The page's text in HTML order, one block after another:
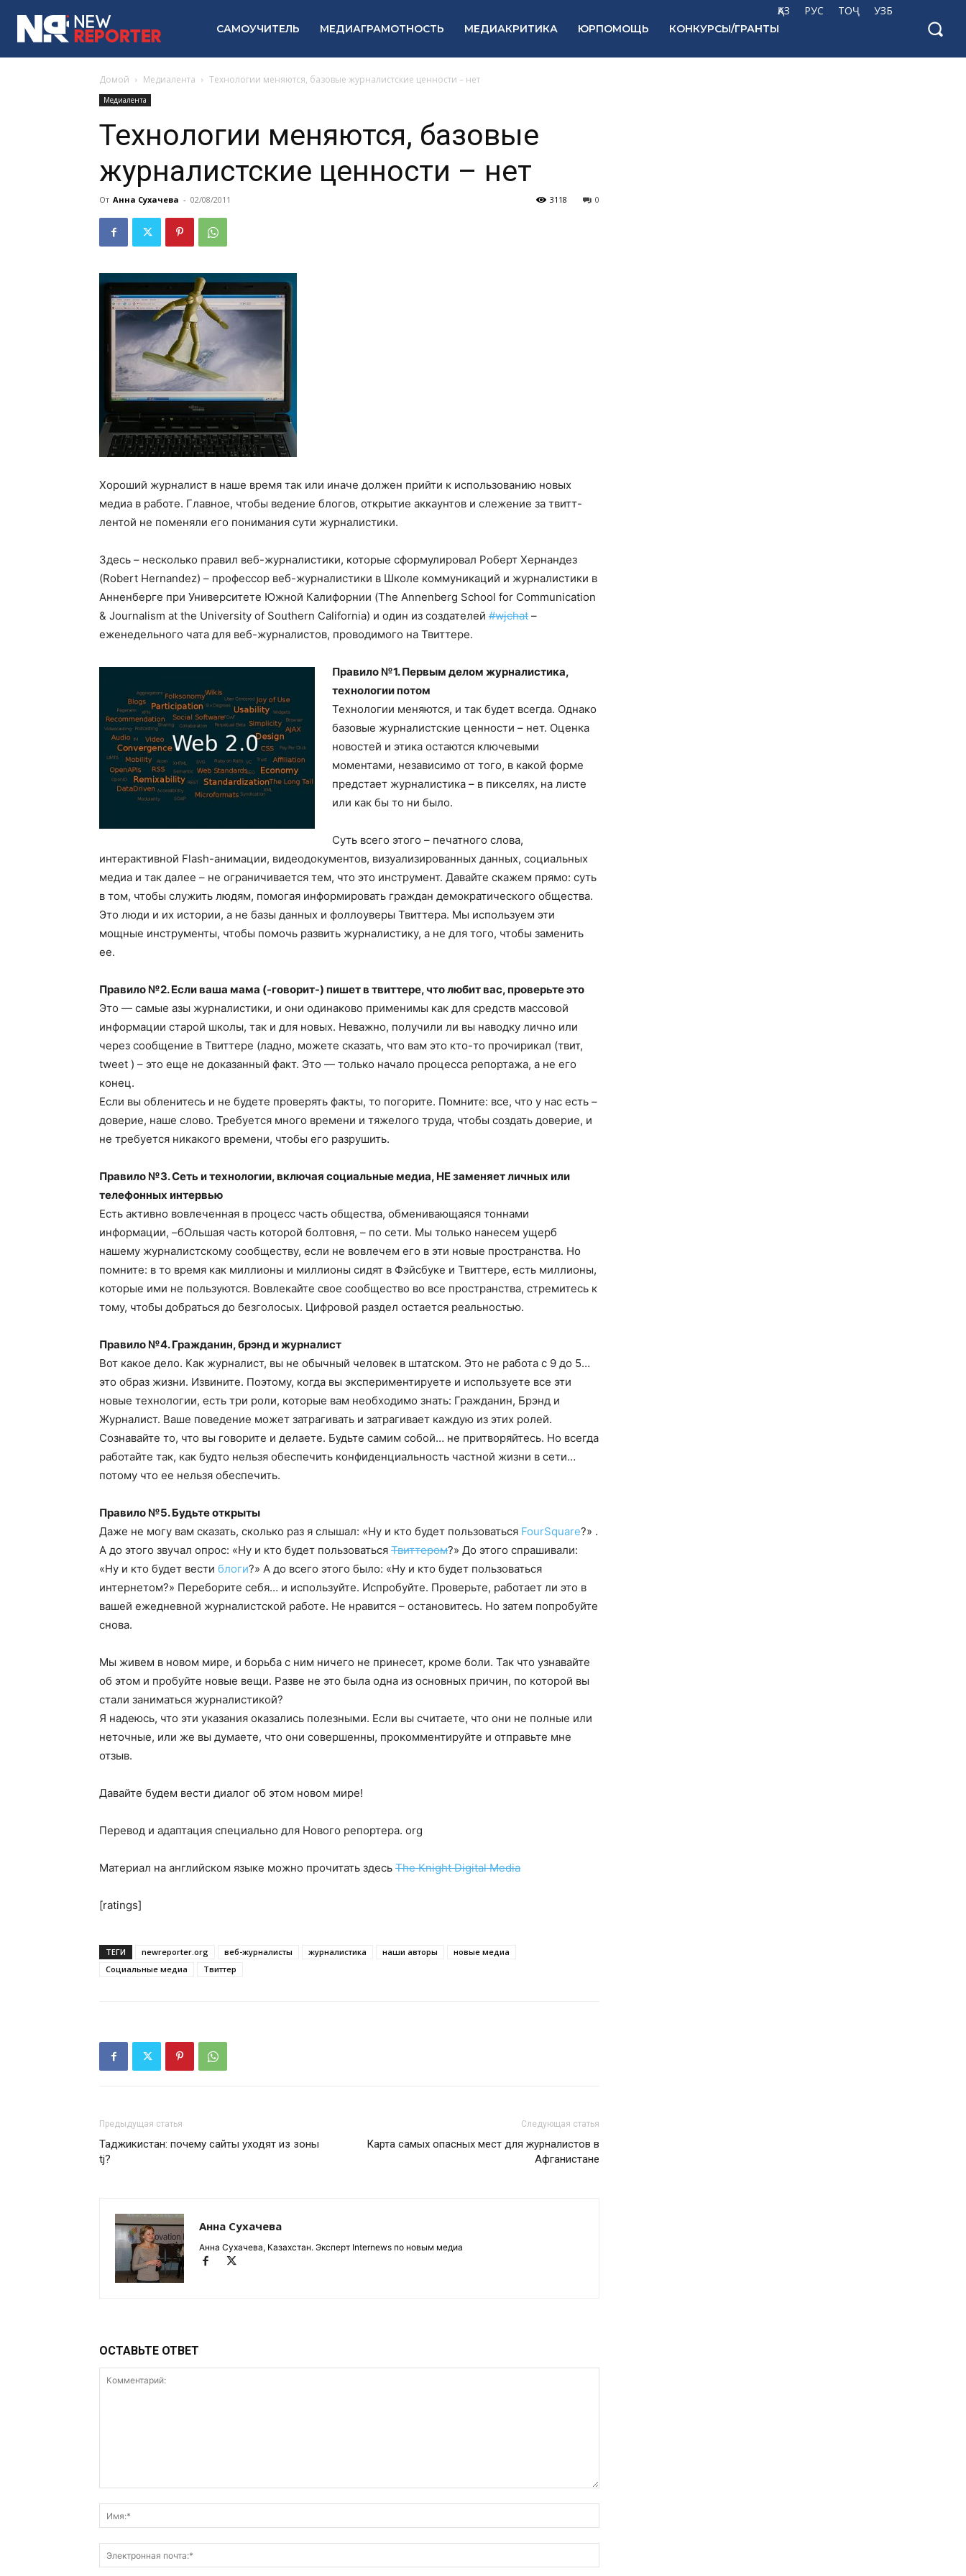
ҚАЗ РУС ТОҶ УЗБ
САМОУЧИТЕЛЬ МЕДИАГРАМОТНОСТЬ МЕДИАКРИТИКА ЮРПОМОЩЬ КОНКУРСЫ/ГРАНТЫ
Домой Медиалента Технологии меняются, базовые журналистские ценности – нет
Медиалента
Технологии меняются, базовые
журналистские ценности – нет
От Анна Сухачева - 02/08/2011 0
3118
Хороший журналист в наше время так или иначе должен прийти к использованию новых
медиа в работе. Главное, чтобы ведение блогов, открытие аккаунтов и слежение за твитт-
лентой не поменяли его понимания сути журналистики.
Здесь – несколько правил веб-журналистики, которые сформулировал Роберт Хернандез
(Robert Hernandez) – профессор веб-журналистики в Школе коммуникаций и журналистики в
Анненберге при Университете Южной Калифорнии (The Annenberg School for Communication
& Journalism at the University of Southern California) и один из создателей #wjchat –
еженедельного чата для веб-журналистов, проводимого на Твиттере.
Правило №1. Первым делом журналистика,
технологии потом
Технологии меняются, и так будет всегда. Однако
базовые журналистские ценности – нет. Оценка
новостей и этика остаются ключевыми
моментами, независимо от того, в какой форме
предстает журналистика – в пикселях, на листе
или как бы то ни было.
Суть всего этого – печатного слова,
интерактивной Flash-анимации, видеодокументов, визуализированных данных, социальных
медиа и так далее – не ограничивается тем, что это инструмент. Давайте скажем прямо: суть
в том, чтобы служить людям, помогая информировать граждан демократического общества.
Это люди и их истории, а не базы данных и фоллоуверы Твиттера. Мы используем эти
мощные инструменты, чтобы помочь развить журналистику, а не для того, чтобы заменить
ее.
Правило №2. Если ваша мама (-говорит-) пишет в твиттере, что любит вас, проверьте это
Это — самые азы журналистики, и они одинаково применимы как для средств массовой
информации старой школы, так и для новых. Неважно, получили ли вы наводку лично или
через сообщение в Твиттере (ладно, можете сказать, что вам это кто-то прочирикал (твит,
tweet ) – это еще не доказанный факт. Это — только начало процесса репортажа, а не его
конец.
Если вы обленитесь и не будете проверять факты, то погорите. Помните: все, что у нас есть –
доверие, наше слово. Требуется много времени и тяжелого труда, чтобы создать доверие, и
не требуется никакого времени, чтобы его разрушить.
Правило №3. Сеть и технологии, включая социальные медиа, НЕ заменяет личных или
телефонных интервью
Есть активно вовлеченная в процесс часть общества, обменивающаяся тоннами
информации, –бОльшая часть которой болтовня, – по сети. Мы только нанесем ущерб
нашему журналистскому сообществу, если не вовлечем его в эти новые пространства. Но
помните: в то время как миллионы и миллионы сидят в Фэйсбуке и Твиттере, есть миллионы,
которые ими не пользуются. Вовлекайте свое сообщество во все пространства, стремитесь к
тому, чтобы добраться до безголосых. Цифровой раздел остается реальностью.
Правило №4. Гражданин, брэнд и журналист
Вот какое дело. Как журналист, вы не обычный человек в штатском. Это не работа с 9 до 5…
это образ жизни. Извините. Поэтому, когда вы экспериментируете и используете все эти
новые технологии, есть три роли, которые вам необходимо знать: Гражданин, Брэнд и
Журналист. Ваше поведение может затрагивать и затрагивает каждую из этих ролей.
Сознавайте то, что вы говорите и делаете. Будьте самим собой… не притворяйтесь. Но всегда
работайте так, как будто нельзя обеспечить конфиденциальность частной жизни в сети…
потому что ее нельзя обеспечить.
Правило №5. Будьте открыты
Даже не могу вам сказать, сколько раз я слышал: «Ну и кто будет пользоваться FourSquare?» .
А до этого звучал опрос: «Ну и кто будет пользоваться Твиттером?» До этого спрашивали:
«Ну и кто будет вести блоги?» А до всего этого было: «Ну и кто будет пользоваться
интернетом?» Переборите себя… и используйте. Испробуйте. Проверьте, работает ли это в
вашей ежедневной журналистской работе. Не нравится – остановитесь. Но затем попробуйте
снова.
Мы живем в новом мире, и борьба с ним ничего не принесет, кроме боли. Так что узнавайте
об этом и пробуйте новые вещи. Разве не это была одна из основных причин, по которой вы
стали заниматься журналистикой?
Я надеюсь, что эти указания оказались полезными. Если вы считаете, что они не полные или
неточные, или же вы думаете, что они совершенны, прокомментируйте и отправьте мне
отзыв.
Давайте будем вести диалог об этом новом мире!
Перевод и адаптация специально для Нового репортера. org
Материал на английском языке можно прочитать здесь The Knight Digital Media
[ratings]
ТЕГИ newreporter.org веб-журналисты журналистика наши авторы
новые медиа
Социальные медиа
Твиттер
Предыдущая статья
Таджикистан: почему сайты уходят из зоны
tj?
Следующая статья
Карта самых опасных мест для журналистов в
Афганистане
Анна Сухачева
Анна Сухачева, Казахстан. Эксперт Internews по новым медиа
ОСТАВЬТЕ ОТВЕТ